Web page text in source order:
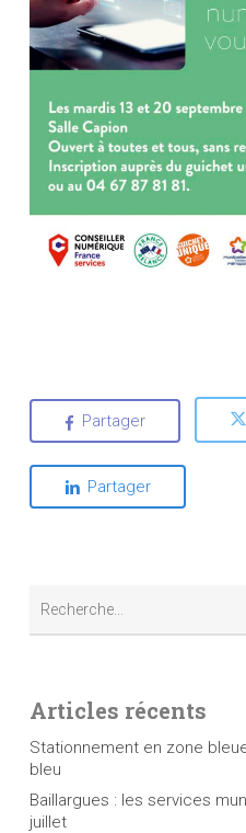
Partager
Partager
Articles récents
Stationnement en zone
bleu
Baillargues : les services
juillet